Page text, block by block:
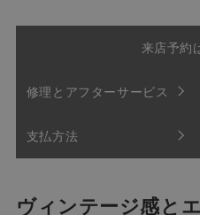
来店予約
修理とアフターサービス
支払方法
ヴィンテージ感と